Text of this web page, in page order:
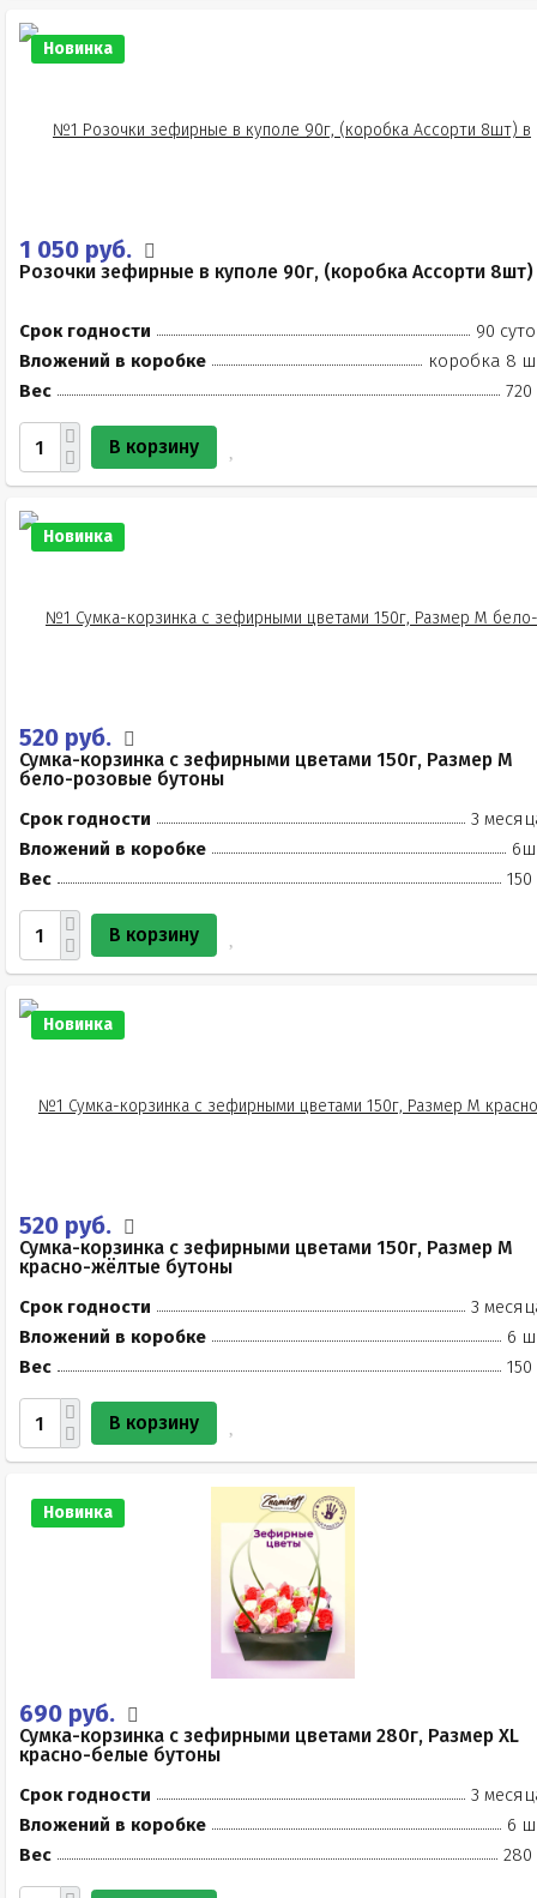
Новинка
1 050 руб.
Розочки зефирные в куполе 90г, (коробка Ассорти 8шт)
Срок годности
90
Вложений в коробке
коробка 8
Вес
720
В корзину
Новинка
520 руб.
Сумка-корзинка с зефирными цветами 150г, Размер М
бело-розовые бутоны
Срок годности
3
Вложений в коробке
Вес
150
В корзину
Новинка
520 руб.
Сумка-корзинка с зефирными цветами 150г, Размер М
красно-жёлтые бутоны
Срок годности
3
Вложений в коробке
6
Вес
150
В корзину
Новинка
690 руб.
Сумка-корзинка с зефирными цветами 280г, Размер XL
красно-белые бутоны
Срок годности
3
Вложений в коробке
6
Вес
280